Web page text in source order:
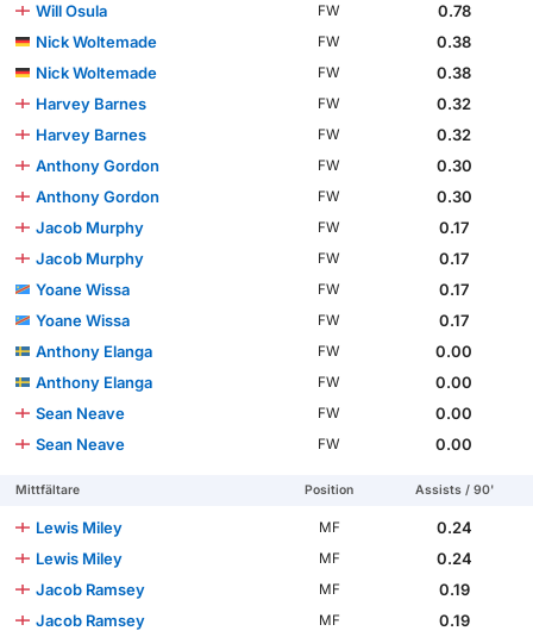
Will Osula
FW
0.78
Nick Woltemade
FW
0.38
Nick Woltemade
FW
0.38
Harvey Barnes
FW
0.32
Harvey Barnes
FW
0.32
Anthony Gordon
FW
0.30
Anthony Gordon
FW
0.30
Jacob Murphy
FW
0.17
Jacob Murphy
FW
0.17
Yoane Wissa
FW
0.17
Yoane Wissa
FW
0.17
Anthony Elanga
FW
0.00
Anthony Elanga
FW
0.00
Sean Neave
FW
0.00
Sean Neave
FW 0.00
Mittfältare Position Assists / 90'
Lewis Miley MF
0.24
Lewis Miley
MF
0.24
Jacob Ramsey
MF
0.19
Jacob Ramsey
MF
0.19